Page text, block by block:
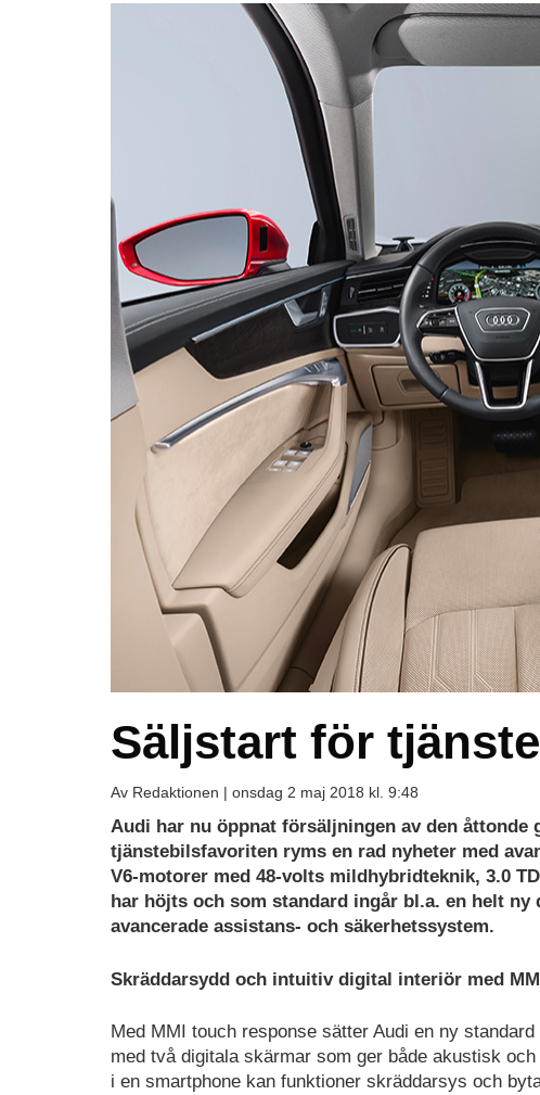
Säljstart för
Av Redaktionen | onsdag 2 maj 2018 kl. 9:48
Audi har nu öppnat försäljningen av den åttonde
tjänstebilsfavoriten ryms en rad nyheter med
V6-motorer med 48-volts mildhybridteknik, 3.0
har höjts och som standard ingår bl.a. en helt
avancerade assistans- och säkerhetssystem.
Skräddarsydd och intuitiv digital interiör med
Med MMI touch response sätter Audi en ny
med två digitala skärmar som ger både akustisk
i en smartphone kan funktioner skräddarsys och